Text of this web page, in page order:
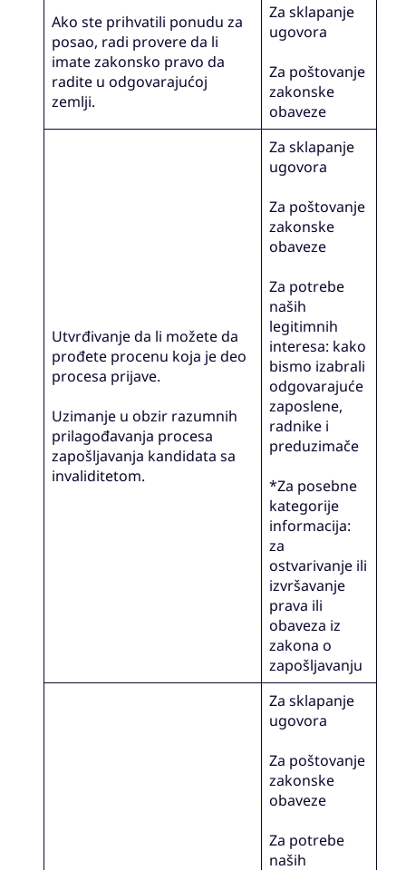
Ako ste prihvatili ponudu za
posao, radi provere da li
imate zakonsko pravo da
radite u odgovarajućoj
zemlji.
Za sklapanje
ugovora
Za poštovanje
zakonske
obaveze
Utvrđivanje da li možete da
prođete procenu koja je deo
procesa prijave.
Uzimanje u obzir razumnih
prilagođavanja procesa
zapošljavanja kandidata sa
invaliditetom.
Za sklapanje
ugovora
Za poštovanje
zakonske
obaveze
Za potrebe
naših
legitimnih
interesa: kako
bismo izabrali
odgovarajuće
zaposlene,
radnike i
preduzimače
*Za posebne
kategorije
informacija:
za
ostvarivanje ili
izvršavanje
prava ili
obaveza iz
zakona o
zapošljavanju
Za sklapanje
ugovora
Za poštovanje
zakonske
obaveze
Za potrebe
naših